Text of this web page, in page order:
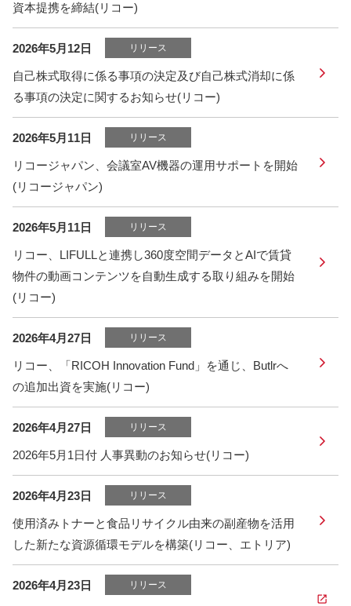
資本提携を締結(リコー)
2026年5月12日 リリース
自己株式取得に係る事項の決定及び自己株式消却に係
る事項の決定に関するお知らせ(リコー)
2026年5月11日 リリース
リコージャパン、会議室AV機器の運用サポートを開始
(リコージャパン)
2026年5月11日 リリース
リコー、LIFULLと連携し360度空間データとAIで賃貸
物件の動画コンテンツを自動生成する取り組みを開始
(リコー)
2026年4月27日 リリース
リコー、「RICOH Innovation Fund」を通じ、Butlrへ
の追加出資を実施(リコー)
2026年4月27日 リリース
2026年5月1日付 人事異動のお知らせ(リコー)
2026年4月23日 リリース
使用済みトナーと食品リサイクル由来の副産物を活用
した新たな資源循環モデルを構築(リコー、エトリア)
2026年4月23日 リリース